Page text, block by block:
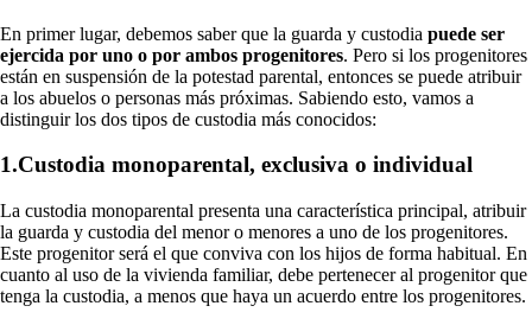
En primer lugar, debemos saber que la guarda y custodia puede ser
ejercida por uno o por ambos progenitores. Pero si los progenitores
están en suspensión de la potestad parental, entonces se puede atribuir
a los abuelos o personas más próximas. Sabiendo esto, vamos a
distinguir los dos tipos de custodia más conocidos:
1.Custodia monoparental, exclusiva o individual
La custodia monoparental presenta una característica principal, atribuir
la guarda y custodia del menor o menores a uno de los progenitores.
Este progenitor será el que conviva con los hijos de forma habitual. En
cuanto al uso de la vivienda familiar, debe pertenecer al progenitor que
tenga la custodia, a menos que haya un acuerdo entre los progenitores.